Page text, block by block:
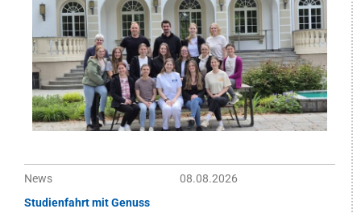
News
08.08.2026
Studienfahrt mit Genuss